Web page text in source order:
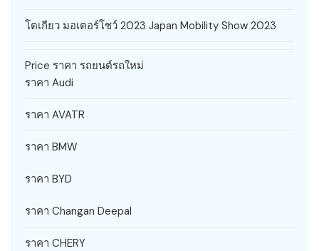
โตเกียว มอเตอร์โชว์ 2023 Japan Mobility Show 2023
Price ราคา รถยนต์รถใหม่
ราคา Audi
ราคา AVATR
ราคา BMW
ราคา BYD
ราคา Changan Deepal
ราคา CHERY